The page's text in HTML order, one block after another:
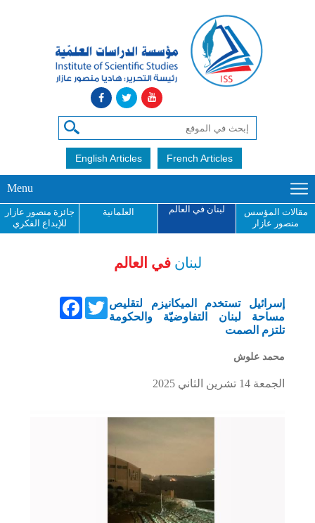
English Articles French Articles
Menu
مقالات المؤسس
منصور عازار
لبنان في العالم العلمانية
جائزة منصور عازار
للإبداع الفكري
لبنان في العالم
FacebookTwitter إسرائيل تستخدم الميكانيزم لتقليص
مساحة لبنان التفاوضيّة والحكومة
تلتزم الصمت
محمد علوش
الجمعة 14 تشرين الثاني 2025